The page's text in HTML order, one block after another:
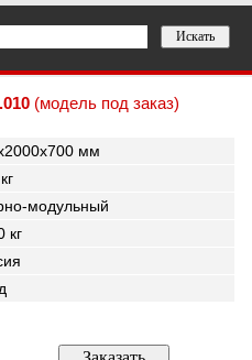
(модель под заказ)
мм
модульный
кг